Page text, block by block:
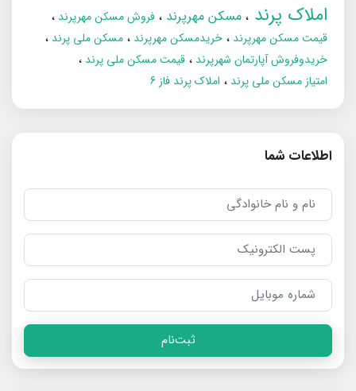
املاک پرند مسکن مهرپرند
فروش مسکن مهرپرند
قیمت مسکن مهرپرند
خریدمسکن مهرپرند
مسکن ملی پرند
خریدوفروش آپارتمان شهرپرند
قیمت مسکن ملی پرند
امتیاز مسکن ملی پرند
املاک پرند فاز 6
اطلاعات شما
ثبت‌نام